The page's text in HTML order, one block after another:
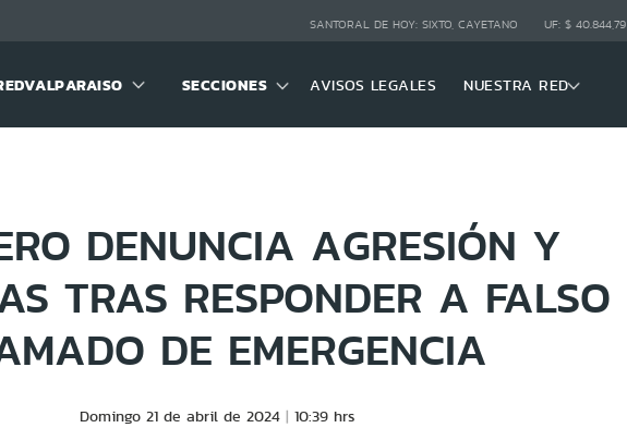
SANTORAL DE HOY: SIXTO, CAYETANO UF: $ 40.844,79
SECCIONES AVISOS LEGALES NUESTRA RED
DENUNCIA AGRESIÓN Y
TRAS RESPONDER A FALSO
DE EMERGENCIA
Domingo 21 de abril de 2024 10:39 hrs